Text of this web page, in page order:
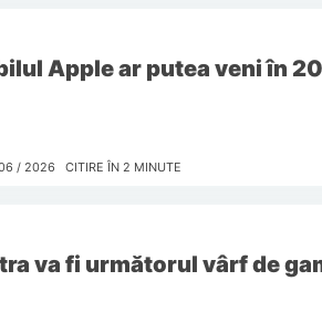
Apple ar putea veni în
/ 2026 CITIRE ÎN 2 MINUTE
va fi următorul vârf de